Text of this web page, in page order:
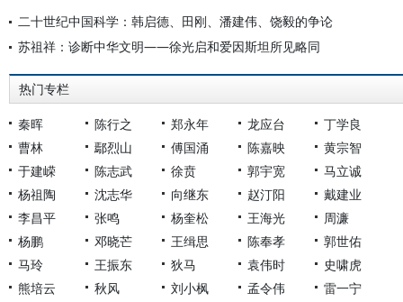
二十世纪中国科学：韩启德、田刚、潘建伟、饶毅的争论
苏祖祥：诊断中华文明——徐光启和爱因斯坦所见略同
热门专栏
秦晖 陈行之 郑永年 龙应台
丁学良
曹林
鄢烈山 傅国涌 陈嘉映
黄宗智
于建嵘
陈志武 徐贲 郭宇宽
马立诚
杨祖陶
沈志华 向继东 赵汀阳
戴建业
李昌平
张鸣 杨奎松 王海光
周濂
杨鹏
邓晓芒 王缉思 陈奉孝
郭世佑
马玲
王振东 狄马 袁伟时
史啸虎
熊培云
秋风 刘小枫 孟令伟
雷一宁